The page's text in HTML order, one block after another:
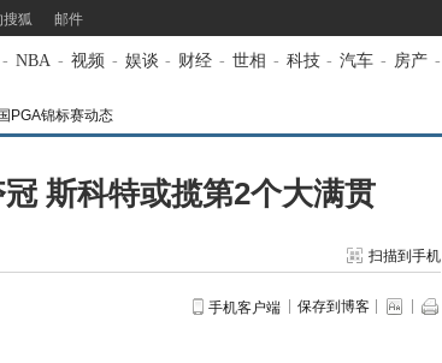
搜狐 邮件
- NBA - 视频 - 娱谈 - 财经 - 世相 - 科技 - 汽车 - 房产 -
PGA锦标赛动态
斯科特或揽第2个大满贯
扫描到手机
手机客户端 保存到博客